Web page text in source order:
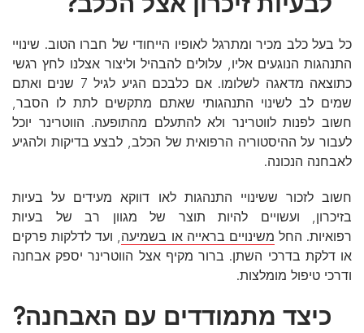
כל בעל כלב מכיר ומתרגל לאופיו הייחודי של חברו הטוב. שינויי
התנהגות הנוגעים אליו, עלולים להבהיל וליצור אצלנו לחץ רגשי
כתוצאה מדאגה לשלומו. אם כלבכם הגיע לגיל 7 שנים ואתם
שמים לב לשינוי התנהגותי שאתם מתקשים לתת לו הסבר,
חשוב לפנות לווטרינר ולא להתעלם מהתופעה. הווטרינר יוכל
לעבור על ההיסטוריה הרפואית של הכלב, לבצע בדיקות ולהגיע
לאבחנה הנכונה.
חשוב לזכור ששינויי התנהגות לאו דווקא מעידים על בעיות
בזיכרון, ועשויים להיות תוצר של מגוון רב של בעיות
רפואיות. החל משינויים בראייה או בשמיעה , ועד לדלקות פרקים
או דלקת בדרכי השתן. ברור מקיף אצל הווטרינר יספק אבחנה
ודרכי טיפול מומלצות.
כיצד מתמודדים עם האבחנה?